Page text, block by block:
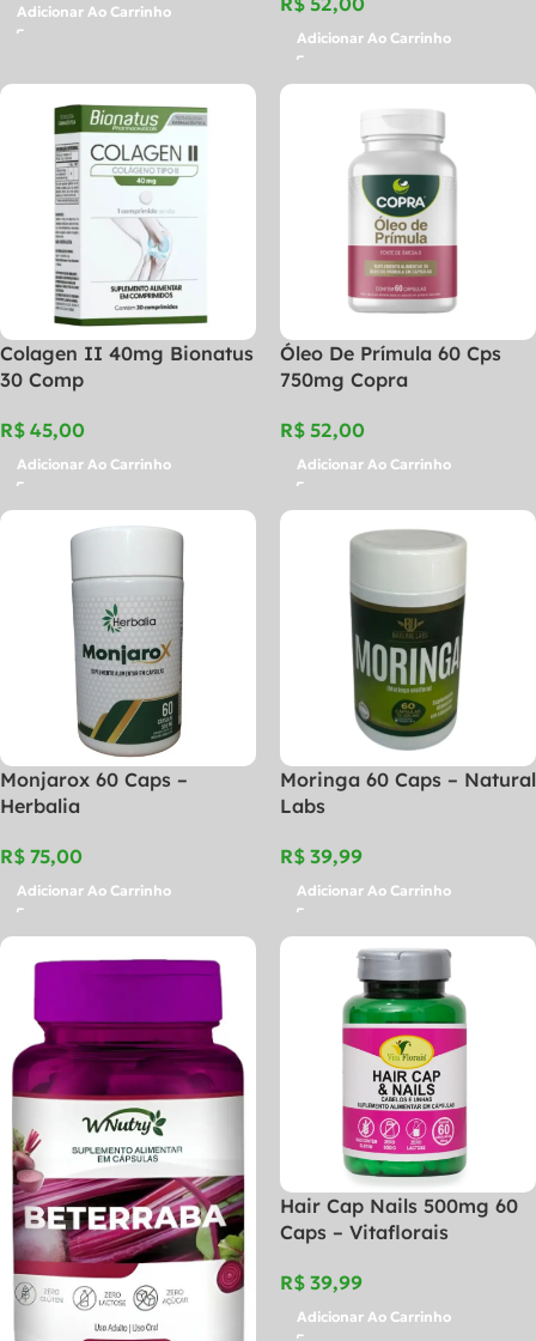
Adicionar Ao Carrinho
Adicionar Ao Carrinho
Colagen II 40mg Bionatus
30 Comp
R$
Adicionar Ao Carrinho
Óleo De Prímula 60 Cps
750mg Copra
R$
Adicionar Ao Carrinho
Monjarox 60 Caps –
Herbalia
R$
Adicionar Ao Carrinho
Moringa 60 Caps – Natural
Labs
R$
Adicionar Ao Carrinho
Hair Cap Nails 500mg 60
Caps – Vitaflorais
R$
Adicionar Ao Carrinho